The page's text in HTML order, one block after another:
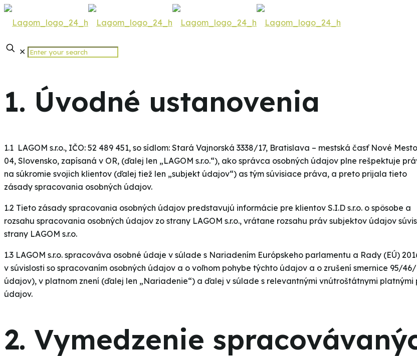
✕
1. Úvodné ustanovenia
1.1 LAGOM s.r.o., IČO: 52 489 451, so sídlom: Stará Vajnorská 3338/17, Bratislava – mestská časť Nové
04, Slovensko, zapísaná v OR, (ďalej len „LAGOM s.r.o.“), ako správca osobných údajov plne rešpektuje
na súkromie svojich klientov (ďalej tiež len „subjekt údajov“) as tým súvisiace práva, a preto prijala tieto
zásady spracovania osobných údajov.
1.2 Tieto zásady spracovania osobných údajov predstavujú informácie pre klientov S.I.D s.r.o. o spôsobe a
rozsahu spracovania osobných údajov zo strany LAGOM s.r.o., vrátane rozsahu práv subjektov údajov
strany LAGOM s.r.o.
1.3 LAGOM s.r.o. spracováva osobné údaje v súlade s Nariadením Európskeho parlamentu a Rady (EÚ)
v súvislosti so spracovaním osobných údajov a o voľnom pohybe týchto údajov a o zrušení smernice 95/
údajov), v platnom znení (ďalej len „Nariadenie“) a ďalej v súlade s relevantnými vnútroštátnymi
údajov.
2. Vymedzenie